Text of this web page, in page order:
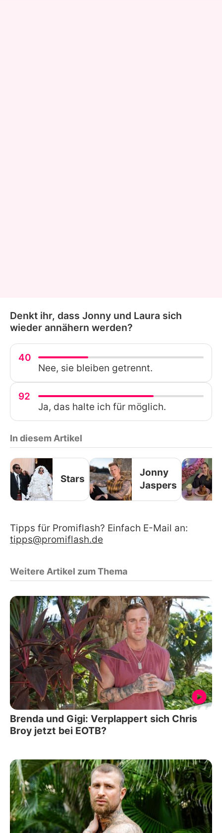
Denkt ihr, dass Jonny und Laura sich
wieder annähern werden?
40
Nee, sie bleiben getrennt.
92
Ja, das halte ich für möglich.
In diesem Artikel
Stars
Jonny
Jaspers
Tipps für Promiflash? Einfach E-Mail an:
tipps@promiflash.de
Weitere Artikel zum Thema
Brenda und Gigi: Verplappert sich Chris
Broy jetzt bei EOTB?